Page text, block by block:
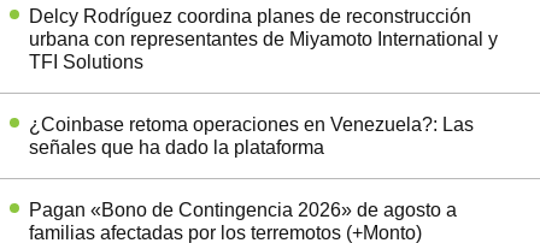
Delcy Rodríguez coordina planes de reconstrucción
urbana con representantes de Miyamoto International y
TFI Solutions
¿Coinbase retoma operaciones en Venezuela?: Las
señales que ha dado la plataforma
Pagan «Bono de Contingencia 2026» de agosto a
familias afectadas por los terremotos (+Monto)